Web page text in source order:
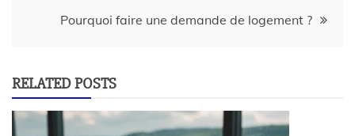
Pourquoi faire une demande de logement ?
RELATED POSTS